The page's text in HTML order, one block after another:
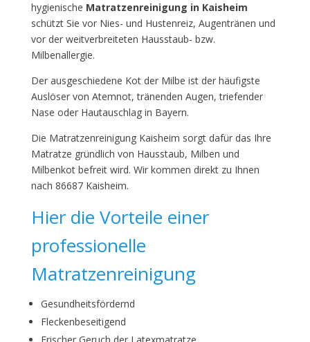
hygienische Matratzenreinigung in Kaisheim
schützt Sie vor Nies- und Hustenreiz, Augentränen und
vor der weitverbreiteten Hausstaub- bzw.
Milbenallergie.
Der ausgeschiedene Kot der Milbe ist der häufigste
Auslöser von Atemnot, tränenden Augen, triefender
Nase oder Hautauschlag in Bayern.
Die Matratzenreinigung Kaisheim sorgt dafür das Ihre
Matratze gründlich von Hausstaub, Milben und
Milbenkot befreit wird. Wir kommen direkt zu Ihnen
nach 86687 Kaisheim.
Hier die Vorteile einer
professionelle
Matratzenreinigung
Gesundheitsfördernd
Fleckenbeseitigend